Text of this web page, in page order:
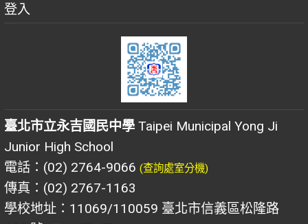
登入
臺北市立永吉國民中學 Taipei Municipal Yong Ji
Junior High School
電話：(02) 2764-9066 (查詢處室分機)
傳真：(02) 2767-1163
學校地址：11069/110059 臺北市信義區松隆路